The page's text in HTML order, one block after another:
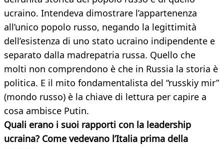
ucraino. Intendeva dimostrare l’appartenenza
all’unico popolo russo, negando la legittimità
dell’esistenza di uno stato ucraino indipendente e
separato dalla madrepatria russa. Quello che
molti non comprendono è che in Russia la storia è
politica. E il mito fondamentalista del “russkiy mir”
(mondo russo) è la chiave di lettura per capire a
cosa ambisce Putin.
Quali erano i suoi rapporti con la leadership
ucraina? Come vedevano l’Italia prima della